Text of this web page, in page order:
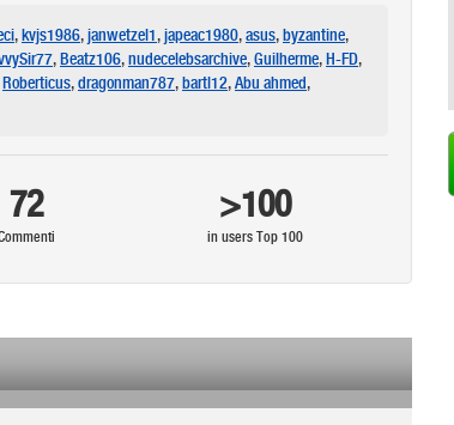
,kvjs1986,janwetzel1,japeac1980,asus,byzantine,
,Beatz106,nudecelebsarchive,Guilherme,H-FD,
Roberticus,dragonman787,bartl12,Abu ahmed,
72 >100
in users Top 100